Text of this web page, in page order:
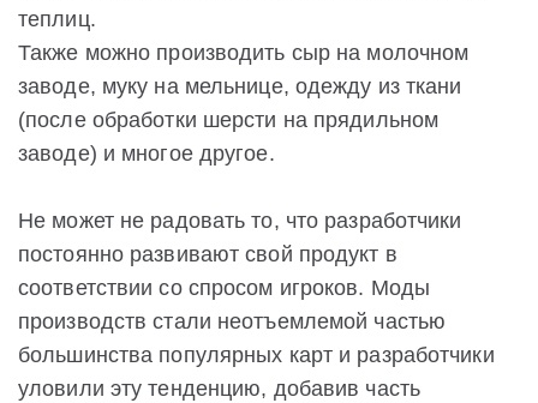
теплиц.
Также можно производить сыр на молочном
заводе, муку на мельнице, одежду из ткани
(после обработки шерсти на прядильном
заводе) и многое другое.
Не может не радовать то, что разработчики
постоянно развивают свой продукт в
соответствии со спросом игроков. Моды
производств стали неотъемлемой частью
большинства популярных карт и разработчики
уловили эту тенденцию, добавив часть